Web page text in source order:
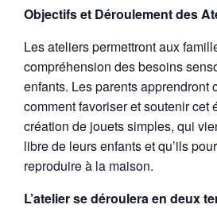
Objectifs et Déroulement des
Les ateliers permettront aux
compréhension des besoins
enfants. Les parents apprendront
comment favoriser et soutenir cet
création de jouets simples, qui
libre de leurs enfants et qu’ils
reproduire à la maison.
L’atelier se déroulera en deux